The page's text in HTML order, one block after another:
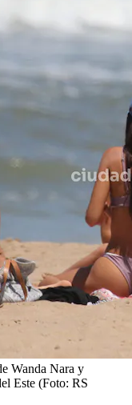
Wanda Nara y
Este (Foto: RS